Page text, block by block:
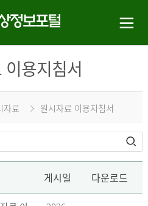
용지침서
자료 원시자료 이용지침서
게시일 다운로드